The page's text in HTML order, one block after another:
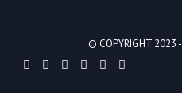
© COPYRIGHT 2023 -